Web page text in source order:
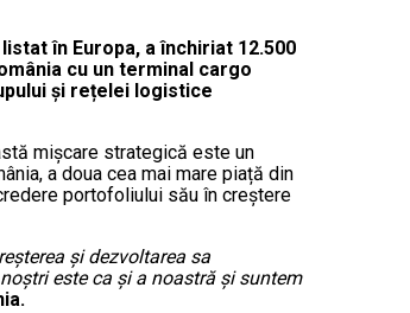
în Europa, a închiriat 12.500
cu un terminal cargo
și rețelei logistice
mișcare strategică este un
a doua cea mai mare piață din
portofoliului său în creștere
și dezvoltarea sa
este ca și a noastră și suntem